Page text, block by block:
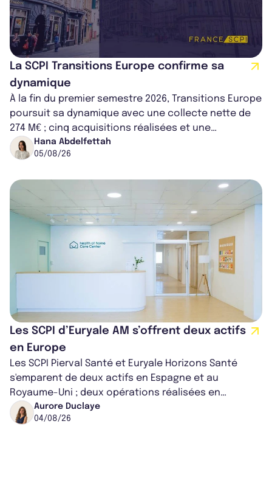
La SCPI Transitions Europe confirme sa
dynamique
À la fin du premier semestre 2026, Transitions Europe
poursuit sa dynamique avec une collecte nette de
274 M€ ; cinq acquisitions réalisées et une
capitalisation portée à 1,38 Md€....
Hana Abdelfettah
05/08/26
Les SCPI d’Euryale AM s’offrent deux actifs
en Europe
Les SCPI Pierval Santé et Euryale Horizons Santé
s'emparent de deux actifs en Espagne et au
Royaume-Uni ; deux opérations réalisées en
partenariat. Ces co-acquisitions permettent a...
Aurore Duclaye
04/08/26